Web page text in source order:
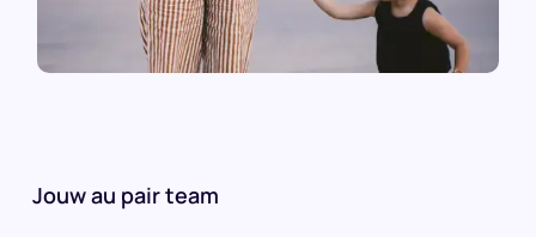
Jouw au pair team